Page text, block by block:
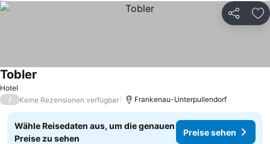
Teilen
Hotel
Tobler
/ Keine Rezensionen verfügbar Frankenau-Unterpullendorf
Wähle Reisedaten aus, um die genauen
Preise zu sehen
Preise sehen